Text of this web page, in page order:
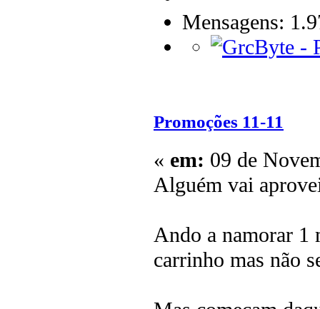
Mensagens:
Promoções 11-11
« em: 09 de
Alguém vai
Ando a namorar 1
carrinho mas não